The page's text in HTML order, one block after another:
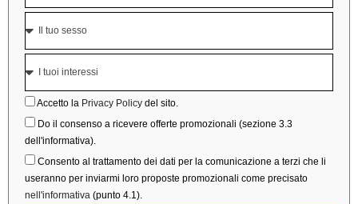
Accetto la Privacy Policy del sito.
Do il consenso a ricevere offerte promozionali (sezione 3.3
dell'informativa).
Consento al trattamento dei dati per la comunicazione a terzi che li
useranno per inviarmi loro proposte promozionali come precisato
nell'informativa (punto 4.1).